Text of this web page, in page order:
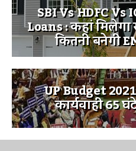
SBI Vs HDFC Vs
Loans : कहां
कितनी बनेगी
UP Budget
कार्यवाही 65